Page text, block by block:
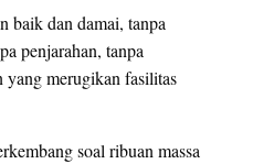
baik dan damai, tanpa
penjarahan, tanpa
yang merugikan fasilitas
soal ribuan massa